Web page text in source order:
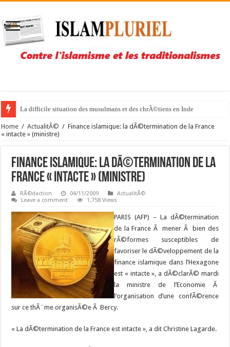
La difficile situation des musulmans et des chrÃ©tiens en Inde
Home / ActualitÃ© / Finance islamique: la dÃ©termination de la France
« intacte » (ministre)
Finance islamique: la dÃ©termination de la
France « intacte » (ministre)
RÃ©daction 04/11/2009
ActualitÃ©
Leave a comment
1,758 Views
PARIS (AFP) – La dÃ©termination
de la France Ã mener Ã bien des
rÃ©formes susceptibles de
favoriser le dÃ©veloppement de la
finance islamique dans l’Hexagone
est « intacte », a dÃ©clarÃ© mardi
la ministre de l’Economie Ã
l’organisation d’une confÃ©rence
sur ce thÃ¨me organisÃ©e Ã Bercy.
« La dÃ©termination de la France est intacte », a dit Christine Lagarde.